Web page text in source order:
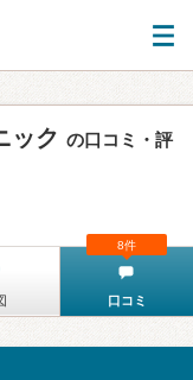
ック の口コミ・評
口コミ
8件